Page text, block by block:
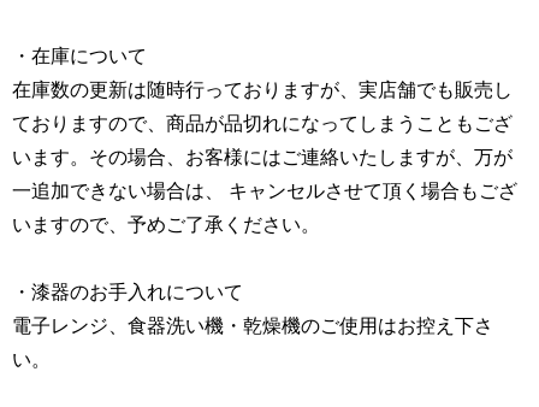
・在庫について
在庫数の更新は随時行っておりますが、実店舗でも販売し
ておりますので、商品が品切れになってしまうこともござ
います。その場合、お客様にはご連絡いたしますが、万が
一追加できない場合は、 キャンセルさせて頂く場合もござ
いますので、予めご了承ください。
・漆器のお手入れについて
電子レンジ、食器洗い機・乾燥機のご使用はお控え下さ
い。